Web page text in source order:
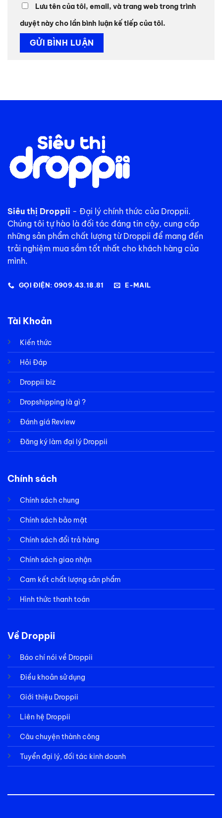
Lưu tên của tôi, email, và trang web trong trình
duyệt này cho lần bình luận kế tiếp của tôi.
Siêu thị Droppii - Đại lý chính thức của Droppii.
Chúng tôi tự hào là đối tác đáng tin cậy, cung cấp
những sản phẩm chất lượng từ Droppii để mang đến
trải nghiệm mua sắm tốt nhất cho khách hàng của
mình.
GỌI ĐIỆN: 0909.43.18.81 E-MAIL
Tài Khoản
Kiến thức
Hỏi Đáp
Droppii biz
Dropshipping là gì ?
Đánh giá Review
Đăng ký làm đại lý Droppii
Chính sách
Chính sách chung
Chính sách bảo mật
Chính sách đổi trả hàng
Chính sách giao nhận
Cam kết chất lượng sản phẩm
Hình thức thanh toán
Về Droppii
Báo chí nói về Droppii
Điều khoản sử dụng
Giới thiệu Droppii
Liên hệ Droppii
Câu chuyện thành công
Tuyển đại lý, đối tác kinh doanh